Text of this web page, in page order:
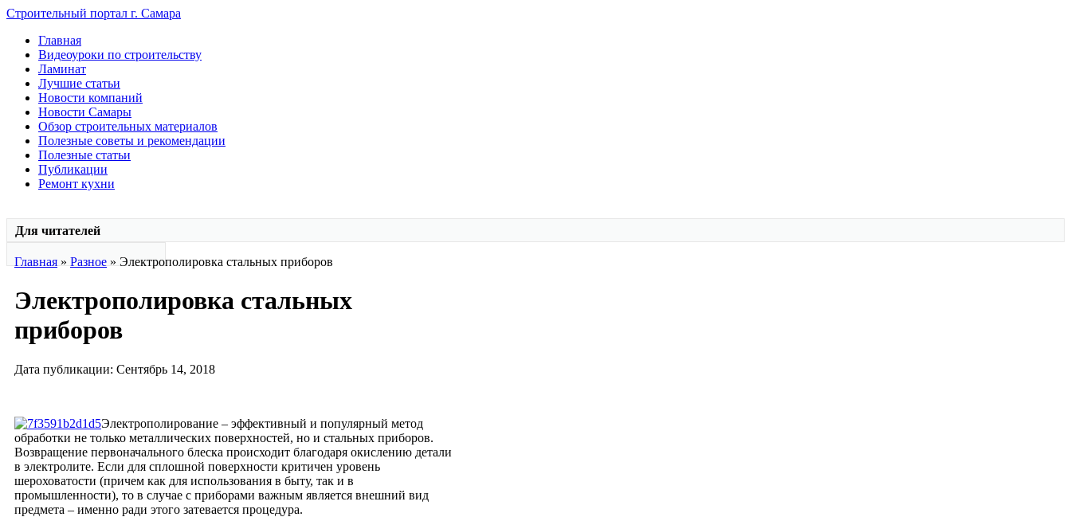
Строительный портал г. Самара
Главная
Видеоуроки по строительству
Ламинат
Лучшие статьи
Новости компаний
Новости Самары
Обзор строительных материалов
Полезные советы и рекомендации
Полезные статьи
Публикации
Ремонт кухни
Для читателей
Главная » Разное » Электрополировка стальных приборов
Электрополировка стальных
приборов
Дата публикации: Сентябрь 14, 2018
Электрополирование – эффективный и популярный метод
обработки не только металлических поверхностей, но и стальных приборов.
Возвращение первоначального блеска происходит благодаря окислению детали
в электролите. Если для сплошной поверхности критичен уровень
шероховатости (причем как для использования в быту, так и в
промышленности), то в случае с приборами важным является внешний вид
предмета – именно ради этого затевается процедура.